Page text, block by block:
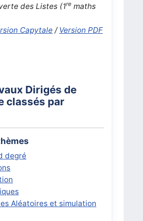
des Listes (1remaths
Capytale/Version PDF
Dirigés de
classés par
degré
Aléatoires et simulation